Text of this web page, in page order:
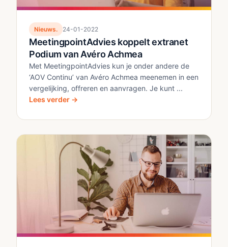
Nieuws. 24-01-2022
MeetingpointAdvies koppelt extranet
Podium van Avéro Achmea
Met MeetingpointAdvies kun je onder andere de
‘AOV Continu’ van Avéro Achmea meenemen in een
vergelijking, offreren en aanvragen. Je kunt ...
Lees verder →